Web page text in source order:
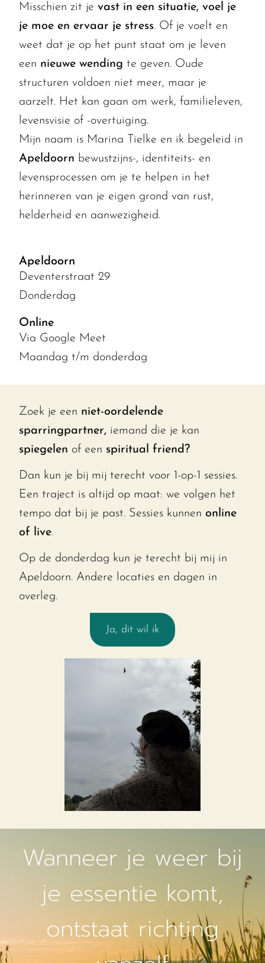
Misschien zit jevast in een situatie, voel je
je moe en ervaar je stress. Of je voelt en
weet dat je op het punt staat om je leven
een nieuwe wending te geven. Oude
structuren voldoen niet meer, maar je
aarzelt. Het kan gaan om werk, familieleven,
levensvisie of -overtuiging.
Mijn naam is Marina Tielke en ik begeleid in
Apeldoorn bewustzijns-, identiteits- en
levensprocessen om je te helpen in het
herinneren van je eigen grond van rust,
helderheid en aanwezigheid.
Apeldoorn
Deventerstraat 29
Donderdag
Online
Via Google Meet
Maandag t/m donderdag
Zoek je een niet-oordelende
sparringpartner, iemand die je kan
spiegelen of een spiritual friend?
Dan kun je bij mij terecht voor 1-op-1 sessies.
Een traject is altijd op maat: we volgen het
tempo dat bij je past. Sessies kunnen online
of live.
Op de donderdag kun je terecht bij mij in
Apeldoorn. Andere locaties en dagen in
overleg.
Ja, dit wil ik
Wanneer je weer bij
je essentie komt,
ontstaat richting